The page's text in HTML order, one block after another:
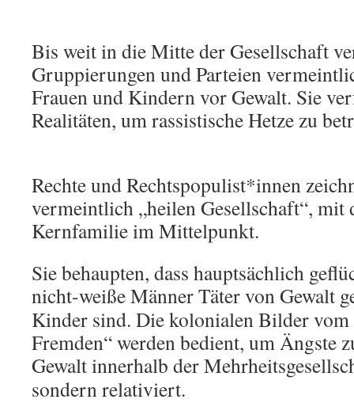
Bis weit in die Mitte der Gesellschaft
Gruppierungen und Parteien
Frauen und Kindern vor Gewalt. Sie
Realitäten, um rassistische Hetze zu
Rechte und Rechtspopulist*innen
vermeintlich „heilen Gesellschaft“, mit
Kernfamilie im Mittelpunkt.
Sie behaupten, dass hauptsächlich
nicht-weiße Männer Täter vonGewalt
Kinder sind. Die kolonialen Bilder
Fremden“ werden bedient, um Ängste
Gewalt innerhalb der
sondern relativiert.